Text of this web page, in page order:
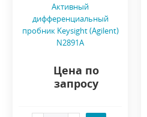
Активный
дифференциальный
пробник Keysight (Agilent)
N2891A
Цена по
запросу